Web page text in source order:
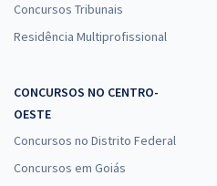
Concursos Tribunais
Residência Multiprofissional
CONCURSOS NO CENTRO-
OESTE
Concursos no Distrito Federal
Concursos em Goiás